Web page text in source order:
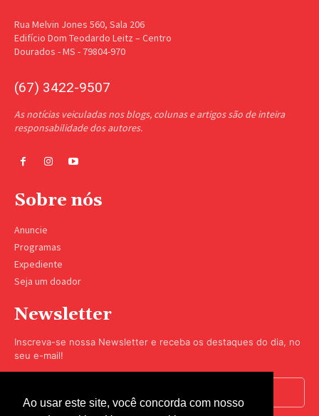
Rua Melvin Jones 560, Sala 206
Edifício Dom Teodardo Leitz – Centro
Dourados - MS - 79804-970
(67) 3422-9507
As notícias veiculadas nos blogs, colunas e artigos são de inteira
responsabilidade dos autores.
Sobre nós
Anuncie
Programas
Expediente
Seja um doador
Newsletter
Inscreva-se nossa Newsletter e receba os destaques do dia, no
seu e-mail!
Ao usar este site, você concorda com nosso